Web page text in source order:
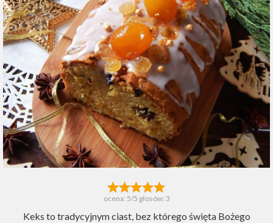
ocena: 5/5 głosów: 3
Keks to tradycyjnym ciast, bez którego święta Bożego